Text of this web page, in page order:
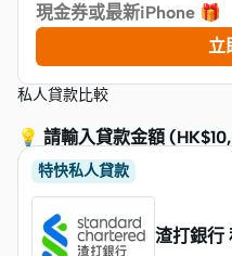
現金券或最新iPhone 🎁
立
私人貸款比較
💡 請輸入貸款金額
期 ≥ 6 個月，即睇您可拎幾
特快私人貸款
渣打銀行